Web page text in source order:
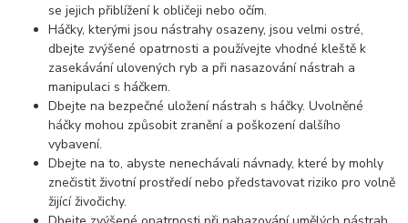
se jejich přiblížení k obličeji nebo očím.
Háčky, kterými jsou nástrahy osazeny, jsou velmi ostré,
dbejte zvýšené opatrnosti a používejte vhodné kleště k
zasekávání ulovených ryb a při nasazování nástrah a
manipulaci s háčkem.
Dbejte na bezpečné uložení nástrah s háčky. Uvolněné
háčky mohou způsobit zranění a poškození dalšího
vybavení.
Dbejte na to, abyste nenechávali návnady, které by mohly
znečistit životní prostředí nebo představovat riziko pro volně
žijící živočichy.